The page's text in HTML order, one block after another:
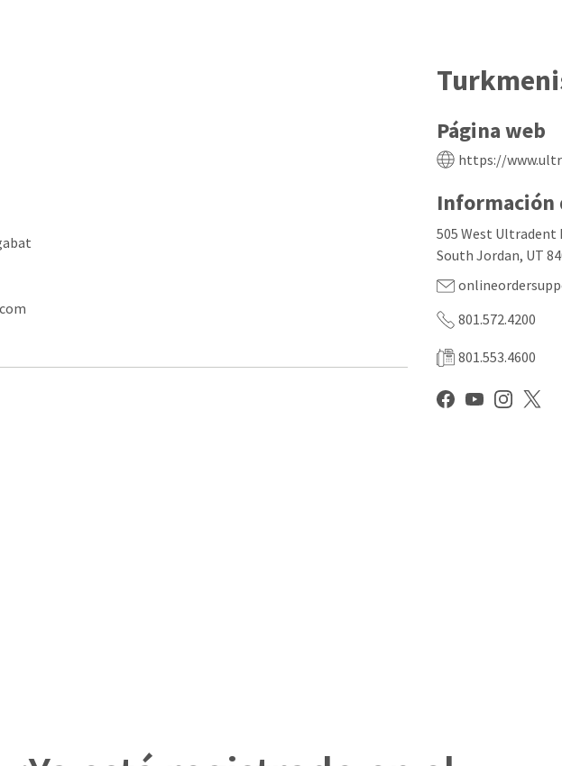
Página web
https://
Información
505 West Ultradent
South Jordan, UT
801.572.4200
801.553.4600